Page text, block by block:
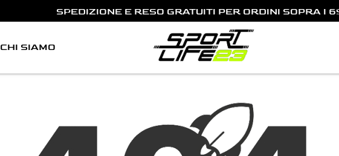
SPEDIZIONE E RESO GRATUITI PER ORDINI SOPRA I
Previous
CHI SIAMO